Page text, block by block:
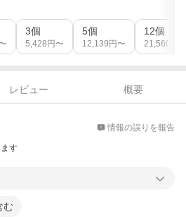
3個
5,428 円〜
5個
12,139 円〜
12個
21,560
レビュー
概要
情報の誤りを報告
す
む